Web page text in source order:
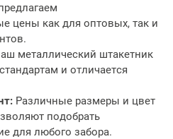
цены как для оптовых, так и
металлический штакетник
и отличается
Различные размеры и цвет
подобрать
для любого забора.